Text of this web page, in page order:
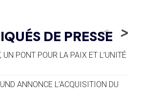
DE VOIR LA LUGE ALPINE
N'EST PAS FINI »
À L'ARC
À BRISBANE SUR LA
JO 2032
DE PRESSE
<
UN PONT POUR LA PAIX ET L’UNITÉ
ANNONCE L’ACQUISITION DU
>